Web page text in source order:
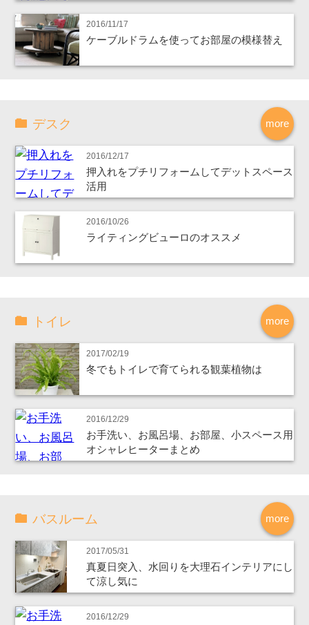
2016/11/17
ケーブルドラムを使ってお部屋の模様替え
more
デスク
2016/12/17
押入れをプチリフォームしてデットスペース
活用
2016/10/26
ライティングビューロのオススメ
more
トイレ
2017/02/19
冬でもトイレで育てられる観葉植物は
2016/12/29
お手洗い、お風呂場、お部屋、小スペース用
オシャレヒーターまとめ
more
バスルーム
2017/05/31
真夏日突入、水回りを大理石インテリアにし
て涼し気に
2016/12/29